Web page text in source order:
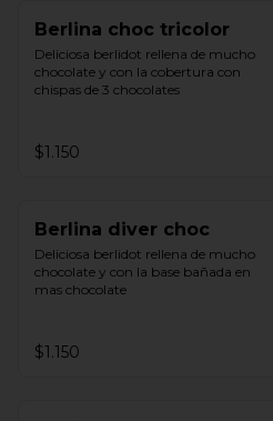
Berlina choc tricolor
Deliciosa berlidot rellena de mucho
chocolate y con la cobertura con
chispas de 3 chocolates
$1.150
Berlina diver choc
Deliciosa berlidot rellena de mucho
chocolate y con la base bañada en
mas chocolate
$1.150